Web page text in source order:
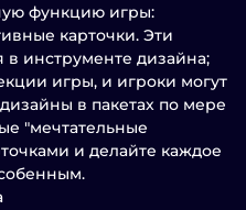
функцию игры:
карточки. Эти
в инструменте дизайна;
игры, и игроки могут
в пакетах по мере
"мечтательные
и делайте каждое